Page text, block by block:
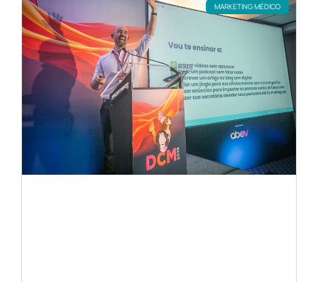
MARKETING MÉDICO